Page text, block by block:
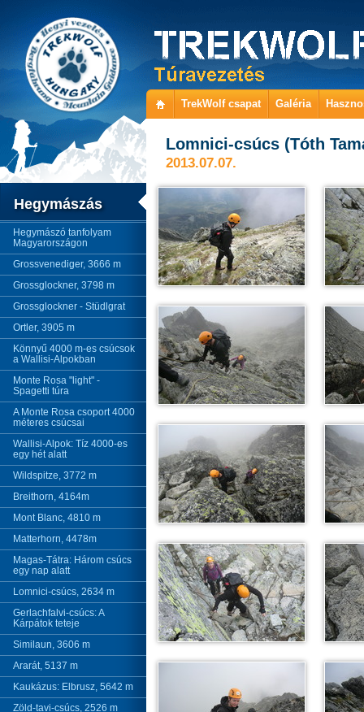
TrekWolf csapat Galéria
Hegymászás
Hegymászó tanfolyam
Magyarországon
Grossvenediger, 3666 m
Grossglockner, 3798 m
Grossglockner - Stüdlgrat
Ortler, 3905 m
Könnyű 4000 m-es csúcsok
a Wallisi-Alpokban
Monte Rosa "light" -
Spagetti túra
A Monte Rosa csoport 4000
méteres csúcsai
Wallisi-Alpok: Tíz 4000-es
egy hét alatt
Wildspitze, 3772 m
Breithorn, 4164m
Mont Blanc, 4810 m
Matterhorn, 4478m
Magas-Tátra: Három csúcs
egy nap alatt
Lomnici-csúcs, 2634 m
Gerlachfalvi-csúcs: A
Kárpátok teteje
Similaun, 3606 m
Ararát, 5137 m
Kaukázus: Elbrusz, 5642 m
Zöld-tavi-csúcs, 2526 m
Lomnici-csúcs (Tóth
2013.07.07.